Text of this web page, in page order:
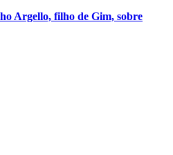
Argello, filho de Gim, sobre